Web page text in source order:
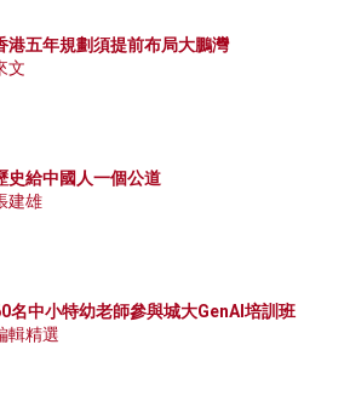
港五年規劃須提前布局大鵬灣
文
史給中國人一個公道
建雄
名中小特幼老師參與城大GenAI培訓班
輯精選